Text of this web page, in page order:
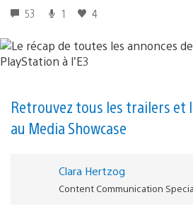
53 1 4
Retrouvez tous les trailers et
au Media Showcase
Clara Hertzog
Content Communication